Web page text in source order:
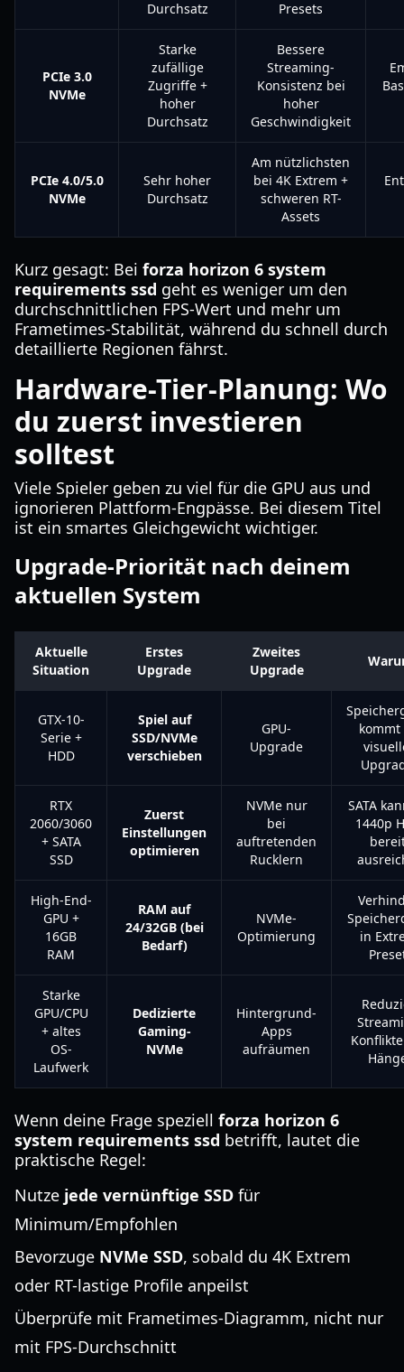
Durchsatz Presets
PCIe 3.0
NVMe
Starke
zufällige
Zugriffe +
hoher
Durchsatz
Bessere
Streaming-
Konsistenz bei
hoher
Geschwindigkeit
PCIe 4.0/5.0
NVMe
Sehr hoher
Durchsatz
Am nützlichsten
bei 4K Extrem +
schweren RT-
Assets
Kurz gesagt: Bei forza horizon 6 system
requirements ssd geht es weniger um den
durchschnittlichen FPS-Wert und mehr um
Frametimes-Stabilität, während du schnell durch
detaillierte Regionen fährst.
Hardware-Tier-Planung: Wo
du zuerst investieren
solltest
Viele Spieler geben zu viel für die GPU aus und
ignorieren Plattform-Engpässe. Bei diesem Titel
ist ein smartes Gleichgewicht wichtiger.
Upgrade-Priorität nach deinem
aktuellen System
Aktuelle
Situation
Erstes
Upgrade
Zweites
Upgrade
GTX-10-
Serie +
HDD
Spiel auf
SSD/NVMe
verschieben
GPU-
Upgrade
kommt
RTX
2060/3060
+ SATA
SSD
Zuerst
Einstellungen
optimieren
NVMe nur
bei
auftretenden
Rucklern
SATA
1440p
High-End-
GPU +
16GB
RAM
RAM auf
24/32GB (bei
Bedarf)
NVMe-
Optimierung
in
Starke
GPU/CPU
+ altes
OS-
Laufwerk
Dedizierte
Gaming-
NVMe
Hintergrund-
Apps
aufräumen
Wenn deine Frage speziell forza horizon 6
system requirements ssd betrifft, lautet die
praktische Regel:
Nutze jede vernünftige SSD für
Minimum/Empfohlen
Bevorzuge NVMe SSD, sobald du 4K Extrem
oder RT-lastige Profile anpeilst
Überprüfe mit Frametimes-Diagramm, nicht nur
mit FPS-Durchschnitt